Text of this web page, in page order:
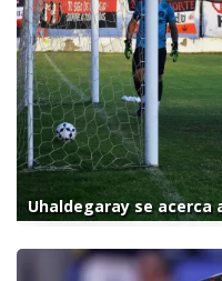
Uhaldegaray se acerca